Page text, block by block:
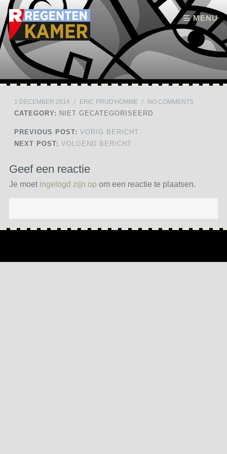
MENU
Skip to content
1 DECEMBER 2014 / ERIC PRUD'HOMME / NO COMMENTS
CATEGORY: NIET GECATEGORISEERD
PREVIOUS POST: VORIG BERICHT
NEXT POST: VOLGEND BERICHT
Geef een reactie
Je moet ingelogd zijn op om een reactie te plaatsen.